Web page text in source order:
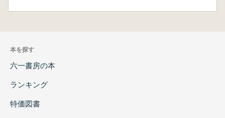
本を探す
六一書房の本
ランキング
特価図書